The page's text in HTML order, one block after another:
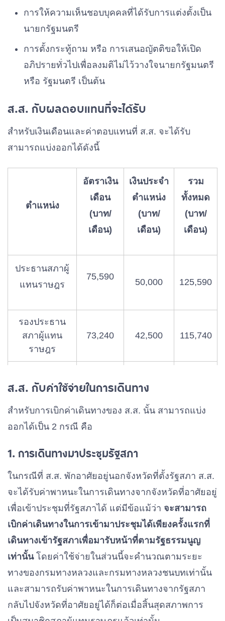
การให้ความเห็นชอบบุคคลที่ได้รับการแต่งตั้งเป็น
นายกรัฐมนตรี
การตั้งกระทู้ถาม หรือ การเสนอญัตติขอให้เปิด
อภิปรายทั่วไปเพื่อลงมติไม่ไว้วางใจนายกรัฐมนตรี
หรือ รัฐมนตรี เป็นต้น
ส.ส. กับผลตอบแทนที่จะได้รับ
สำหรับเงินเดือนและค่าตอบแทนที่ ส.ส. จะได้รับ
สามารถแบ่งออกได้ดังนี้
ตำแหน่ง
อัตราเงิน
เดือน
(บาท/
เดือน)
เงินประจำ
ตำแหน่ง
(บาท/
เดือน)
รวม
ทั้งหมด
(บาท/
เดือน)
ประธานสภาผู้
แทนราษฎร
75,590
50,000 125,590
รองประธาน
สภาผู้แทน
ราษฎร
73,240 42,500 115,740
ในสภาผู้แทน
73,240 42,500
สมาชิกสภาผู้
71,230
ส.ส. กับค่าใช้จ่ายในการเดินทาง
สำหรับการเบิกค่าเดินทางของ ส.ส. นั้น สามารถแบ่ง
ออกได้เป็น 2 กรณี คือ
1. การเดินทางมาประชุมรัฐสภา
ในกรณีที่ ส.ส. พักอาศัยอยู่นอกจังหวัดที่ตั้งรัฐสภา ส.ส.
จะได้รับค่าพาหนะในการเดินทางจากจังหวัดที่อาศัยอยู่
เพื่อเข้าประชุมที่รัฐสภาได้ แต่มีข้อแม้ว่า จะสามารถ
เบิกค่าเดินทางในการเข้ามาประชุมได้เพียงครั้งแรกที่
เดินทางเข้ารัฐสภาเพื่อมารับหน้าที่ตามรัฐธรรมนูญ
เท่านั้นโดยค่าใช้จ่ายในส่วนนี้จะคำนวณตามระยะ
ทางของกรมทางหลวงและกรมทางหลวงชนบทเท่านั้น
และสามารถรับค่าพาหนะในการเดินทางจากรัฐสภา
กลับไปจังหวัดที่อาศัยอยู่ได้ก็ต่อเมื่อสิ้นสุดสภาพการ